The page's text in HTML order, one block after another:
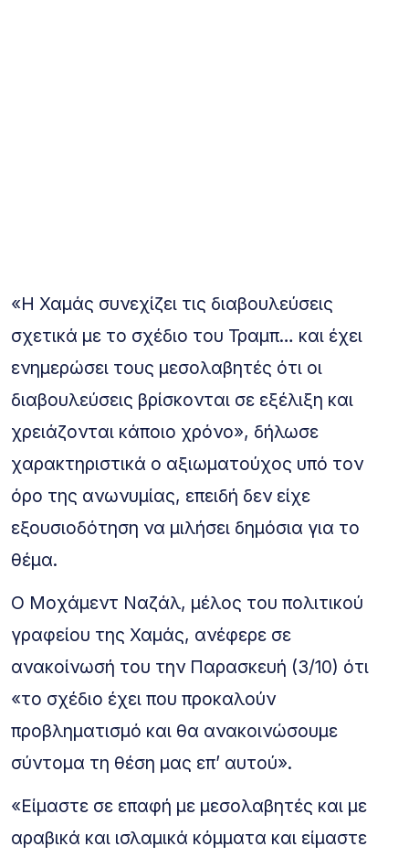
«Η Χαμάς συνεχίζει τις διαβουλεύσεις
σχετικά με το σχέδιο του Τραμπ… και έχει
ενημερώσει τους μεσολαβητές ότι οι
διαβουλεύσεις βρίσκονται σε εξέλιξη και
χρειάζονται κάποιο χρόνο», δήλωσε
χαρακτηριστικά ο αξιωματούχος υπό τον
όρο της ανωνυμίας, επειδή δεν είχε
εξουσιοδότηση να μιλήσει δημόσια για το
θέμα.
Ο Μοχάμεντ Ναζάλ, μέλος του πολιτικού
γραφείου της Χαμάς, ανέφερε σε
ανακοίνωσή του την Παρασκευή (3/10) ότι
«το σχέδιο έχει που προκαλούν
προβληματισμό και θα ανακοινώσουμε
σύντομα τη θέση μας επ’ αυτού».
«Είμαστε σε επαφή με μεσολαβητές και με
αραβικά και ισλαμικά κόμματα και είμαστε